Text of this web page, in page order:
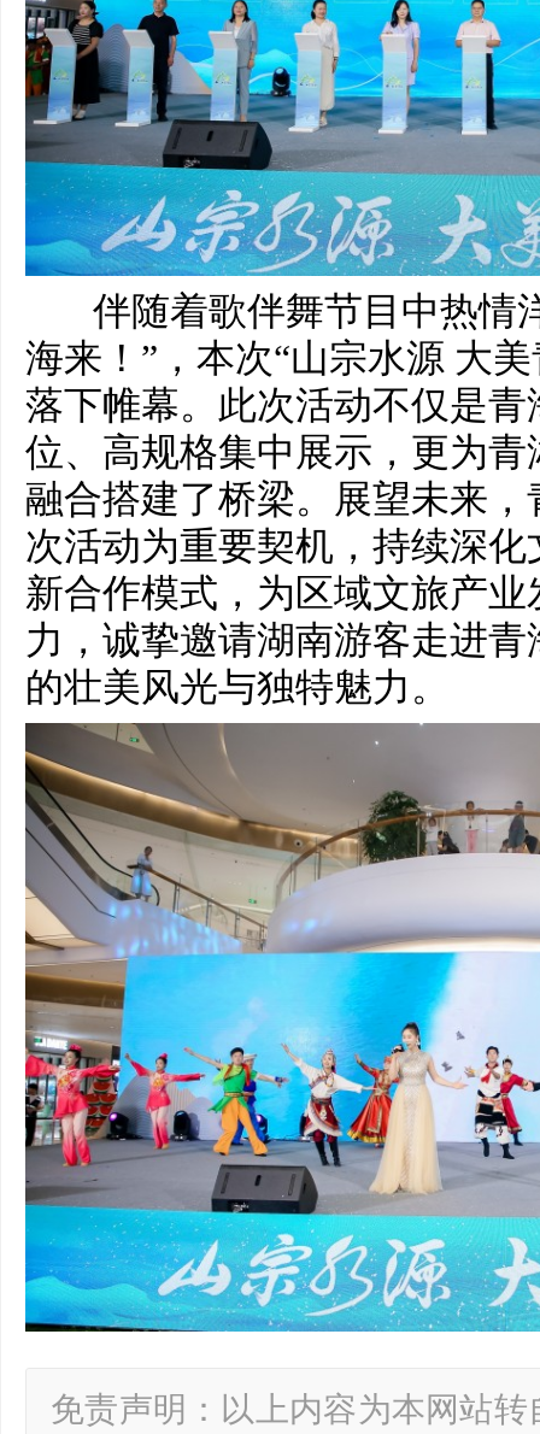
伴随着歌伴舞节目中热情
海来！”，本次“山宗水源 大
落下帷幕。此次活动不仅是
位、高规格集中展示，更为
融合搭建了桥梁。展望未来
次活动为重要契机，持续深
新合作模式，为区域文旅产
力，诚挚邀请湖南游客走进
的壮美风光与独特魅力。
免责声明：以上内容为本网站